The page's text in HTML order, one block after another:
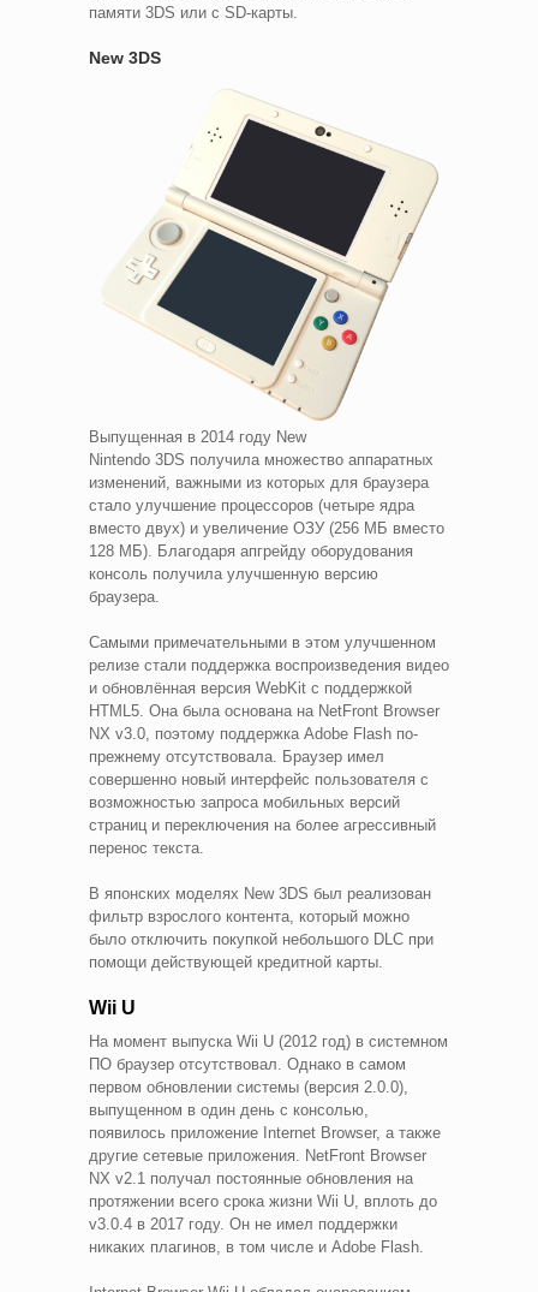
памяти 3DS или с SD-карты.
New 3DS
Выпущенная в 2014 году New
Nintendo 3DS получила множество аппаратных
изменений, важными из которых для браузера
стало улучшение процессоров (четыре ядра
вместо двух) и увеличение ОЗУ (256 МБ вместо
128 МБ). Благодаря апгрейду оборудования
консоль получила улучшенную версию
браузера.
Самыми примечательными в этом улучшенном
релизе стали поддержка воспроизведения видео
и обновлённая версия WebKit с поддержкой
HTML5. Она была основана на NetFront Browser
NX v3.0, поэтому поддержка Adobe Flash по-
прежнему отсутствовала. Браузер имел
совершенно новый интерфейс пользователя с
возможностью запроса мобильных версий
страниц и переключения на более агрессивный
перенос текста.
В японских моделях New 3DS был реализован
фильтр взрослого контента, который можно
было отключить покупкой небольшого DLC при
помощи действующей кредитной карты.
Wii U
На момент выпуска Wii U (2012 год) в системном
ПО браузер отсутствовал. Однако в самом
первом обновлении системы (версия 2.0.0),
выпущенном в один день с консолью,
появилось приложение Internet Browser, а также
другие сетевые приложения. NetFront Browser
NX v2.1 получал постоянные обновления на
протяжении всего срока жизни Wii U, вплоть до
v3.0.4 в 2017 году. Он не имел поддержки
никаких плагинов, в том числе и Adobe Flash.